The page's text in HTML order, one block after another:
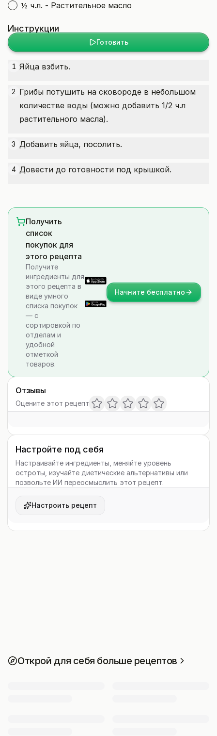
½ ч.л. - Растительное масло
Инструкции
Готовить
1 Яйца взбить.
2 Грибы потушить на сковороде в небольшом
количестве воды (можно добавить 1/2 ч.л
растительного масла).
3 Добавить яйца, посолить.
4 Довести до готовности под крышкой.
Получить
список
покупок для
этого рецепта
Получите
ингредиенты для
этого рецепта в
виде умного
списка покупок
— с
сортировкой по
отделам и
удобной
отметкой
товаров.
Начните бесплатно
Отзывы
Оцените этот рецепт
Настройте под себя
Настраивайте ингредиенты, меняйте уровень
остроты, изучайте диетические альтернативы или
позвольте ИИ переосмыслить этот рецепт.
Настроить рецепт
Открой для себя больше рецептов